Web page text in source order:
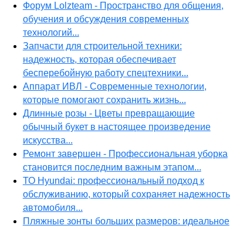
Форум Lolzteam - Пространство для общения,
обучения и обсуждения современных
технологий...
Запчасти для строительной техники:
надежность, которая обеспечивает
бесперебойную работу спецтехники...
Аппарат ИВЛ - Современные технологии,
которые помогают сохранить жизнь...
Длинные розы - Цветы превращающие
обычный букет в настоящее произведение
искусства...
Ремонт завершен - Профессиональная уборка
становится последним важным этапом...
ТО Hyundai: профессиональный подход к
обслуживанию, который сохраняет надежность
автомобиля...
Пляжные зонты больших размеров: идеальное